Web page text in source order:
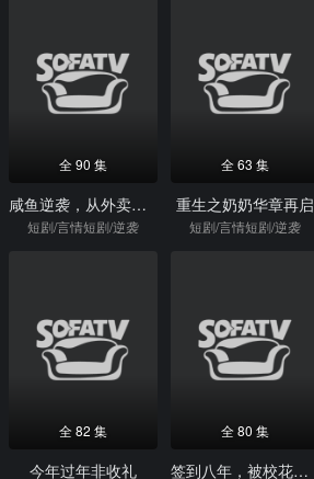
全 90 集
咸鱼逆袭，从外卖员到综艺顶流
短剧/言情短剧/逆袭
全 63 集
重生之奶奶华章再启
短剧/言情短剧/逆袭
全 82 集
今年过年非收礼
全 80 集
签到八年，被校花外甥女曝光